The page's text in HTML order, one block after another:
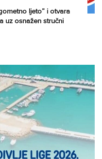
ljeto” i otvara
uz osnažen stručni